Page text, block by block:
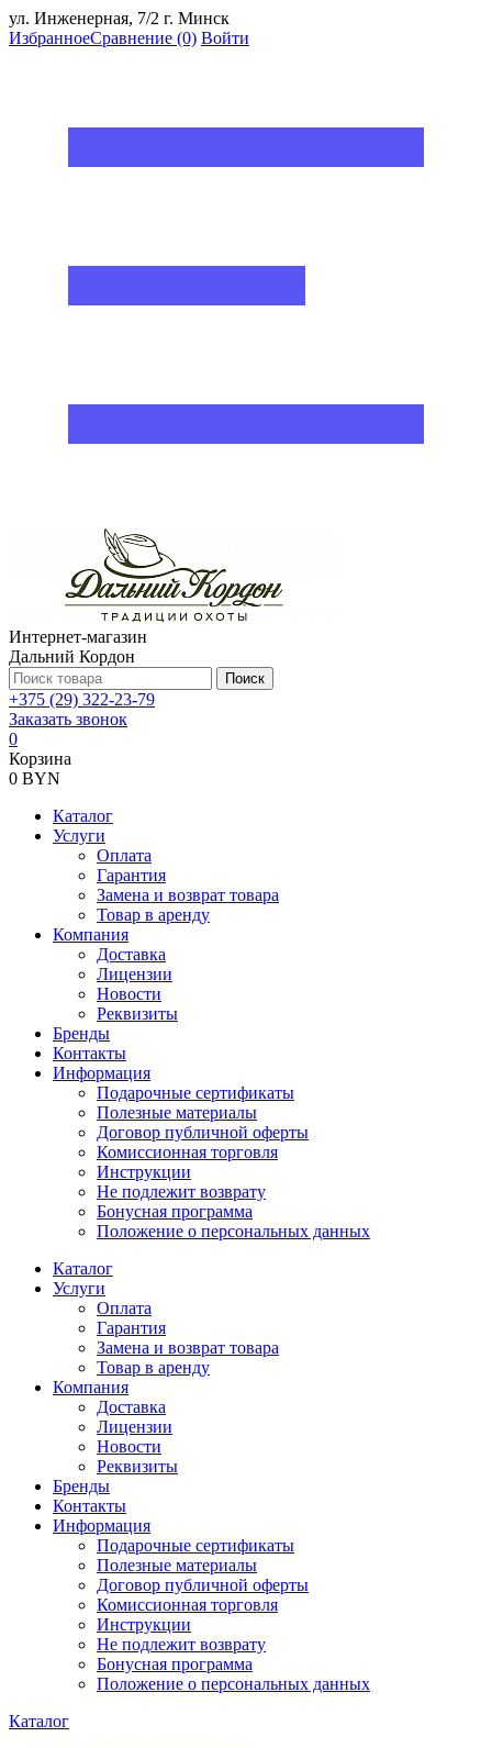
ул. Инженерная, 7/2 г. Минск
ИзбранноеСравнение (0) Войти
Интернет-магазин
Дальний Кордон
Поиск
+375 (29) 322-23-79
Заказать звонок
0
Корзина
0 BYN
Каталог
Услуги
Оплата
Гарантия
Замена и возврат товара
Товар в аренду
Компания
Доставка
Лицензии
Новости
Реквизиты
Бренды
Контакты
Информация
Подарочные сертификаты
Полезные материалы
Договор публичной оферты
Комиссионная торговля
Инструкции
Не подлежит возврату
Бонусная программа
Положение о персональных данных
Каталог
Услуги
Оплата
Гарантия
Замена и возврат товара
Товар в аренду
Компания
Доставка
Лицензии
Новости
Реквизиты
Бренды
Контакты
Информация
Подарочные сертификаты
Полезные материалы
Договор публичной оферты
Комиссионная торговля
Инструкции
Не подлежит возврату
Бонусная программа
Положение о персональных данных
Каталог